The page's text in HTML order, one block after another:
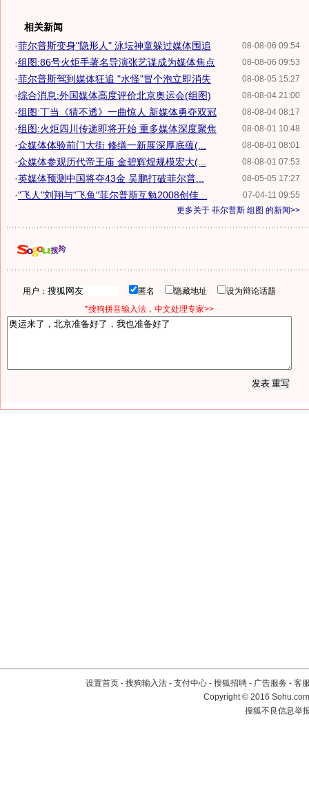
相关新闻
08-08-06 09:54
·菲尔普斯变身"隐形人" 泳坛神童躲过媒体围追
08-08-06 09:53
·组图:86号火炬手著名导演张艺谋成为媒体焦点
08-08-05 15:27
·菲尔普斯驾到媒体狂追 "水怪"冒个泡立即消失
08-08-04 21:00
·综合消息:外国媒体高度评价北京奥运会(组图)
08-08-04 08:17
·组图:丁当《猜不透》一曲惊人 新媒体勇夺双冠
08-08-01 10:48
·组图:火炬四川传递即将开始 重多媒体深度聚焦
08-08-01 08:01
·众媒体体验前门大街 修缮一新展深厚底蕴(...
08-08-01 07:53
·众媒体参观历代帝王庙 金碧辉煌规模宏大(...
08-05-05 17:27
·英媒体预测中国将夺43金 吴鹏打破菲尔普...
07-04-11 09:55
·"飞人"刘翔与"飞鱼"菲尔普斯互勉2008创佳...
更多关于 菲尔普斯 组图 的新闻>>
用户： 匿名 隐藏地址
设为辩论话题
*搜狗拼音输入法，中文处理专家>>
设置首页 - 搜狗输入法 - 支付中心 - 搜狐招聘 - 广告服务 - 客
Copyright©2016
搜狐不良信息举